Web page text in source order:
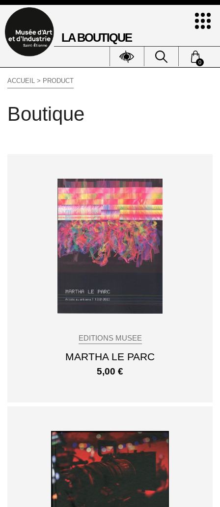
LA BOUTIQUE
0
ACCUEIL > PRODUCT
Boutique
EDITIONS MUSEE
MARTHA LE PARC
5,00 €